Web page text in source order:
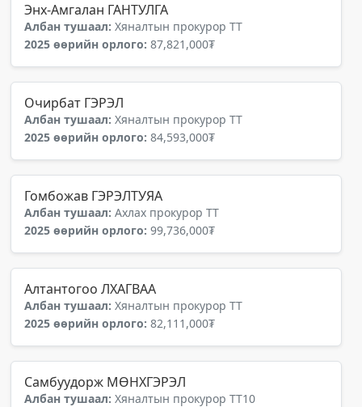
Энх-Амгалан ГАНТУЛГА
Албан тушаал: Хяналтын прокурор ТТ
2025 өөрийн орлого: 87,821,000₮
Очирбат ГЭРЭЛ
Албан тушаал: Хяналтын прокурор ТТ
2025 өөрийн орлого: 84,593,000₮
Гомбожав ГЭРЭЛТУЯА
Албан тушаал: Ахлах прокурор ТТ
2025 өөрийн орлого: 99,736,000₮
Алтантогоо ЛХАГВАА
Албан тушаал: Хяналтын прокурор ТТ
2025 өөрийн орлого: 82,111,000₮
Самбуудорж МӨНХГЭРЭЛ
Албан тушаал: Хяналтын прокурор ТТ10